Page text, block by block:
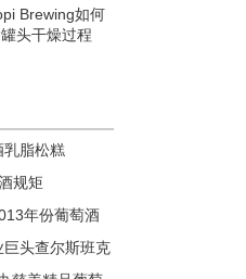
Brewing如何
头干燥过程
乳脂松糕
规矩
年份葡萄酒
巨头查尔斯班克